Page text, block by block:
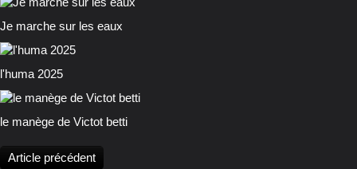
Je marche sur les eaux
l'huma 2025
le manège de Victot betti
Article précédent